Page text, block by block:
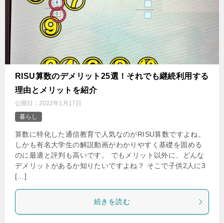
‌RISU算数のデメリット25選！それでも継続利用する
理由とメリットを紹介
公開日： 2022年1月17日
暮らし
算数に特化した通信教育で人気なのがRISU算数ですよね。
しかも有名大学生の解説動画がわかりやすく基礎を固める
のに最適と評判も高いです。 でもメリット以外に、どんな
デメリットがあるか知りたいですよね？ そこで子供2人に3
[…]
続きを読む